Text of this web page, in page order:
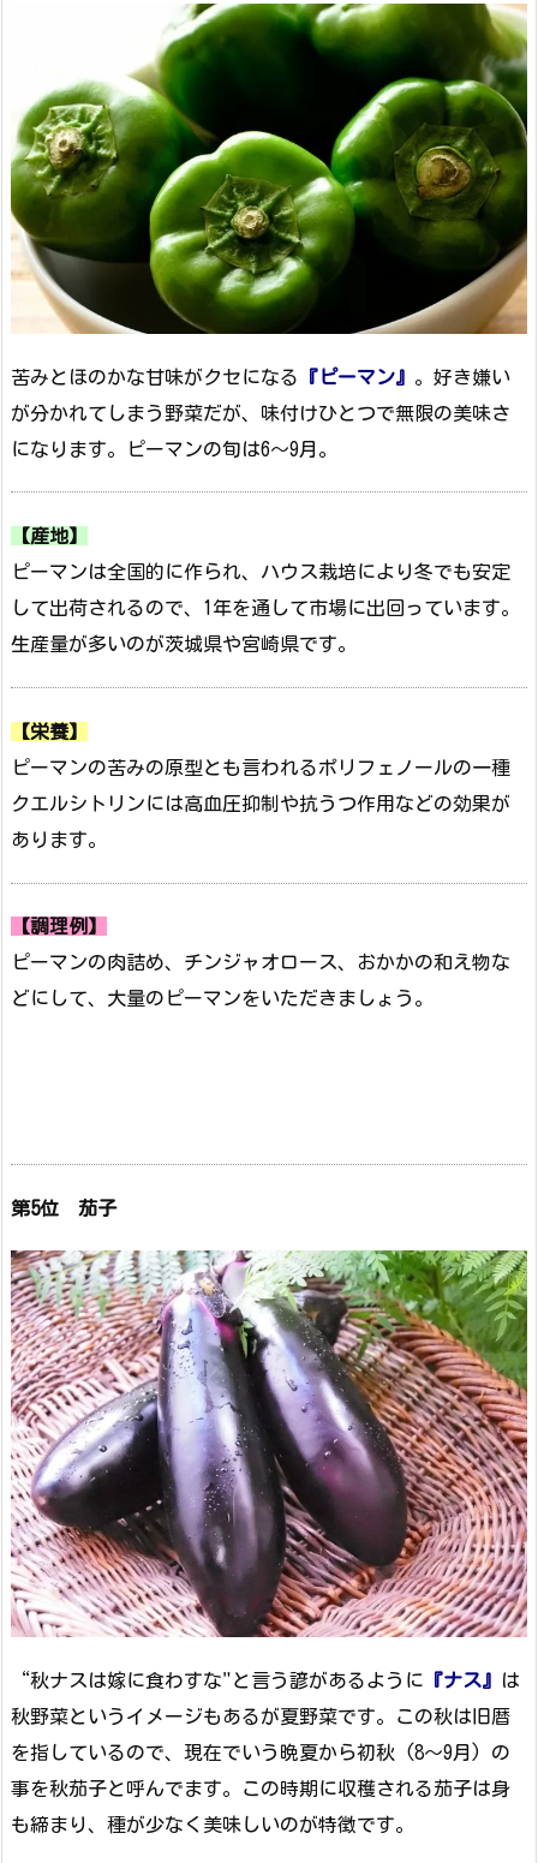
苦みとほのかな甘味がクセになる 『ピーマン』 。好き嫌い
が分かれてしまう野菜だが、味付けひとつで無限の美味さ
になります。ピーマンの旬は6～9月。
【産地】
ピーマンは全国的に作られ、ハウス栽培により冬でも安定
して出荷されるので、1年を通して市場に出回っています。
生産量が多いのが茨城県や宮崎県です。
【栄養】
ピーマンの苦みの原型とも言われるポリフェノールの一種
クエルシトリンには高血圧抑制や抗うつ作用などの効果が
あります。
【調理例】
ピーマンの肉詰め、チンジャオロース、おかかの和え物な
どにして、大量のピーマンをいただきましょう。
第5位 茄子
“秋ナスは嫁に食わすな"と言う諺があるように 『ナス』
は
秋野菜というイメージもあるが夏野菜です。この秋は旧暦
を指しているので、現在でいう晩夏から初秋 (8～9月) の
事を秋茄子と呼んでます。この時期に収穫される茄子は身
も締まり、種が少なく美味しいのが特徴です。